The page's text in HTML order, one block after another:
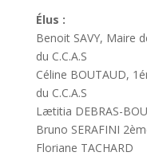
Élus :
Benoit SAVY, Maire
du C.C.A.S
Céline BOUTAUD,
du C.C.A.S
Lætitia DEBRAS-
Bruno SERAFINI
Floriane TACHARD